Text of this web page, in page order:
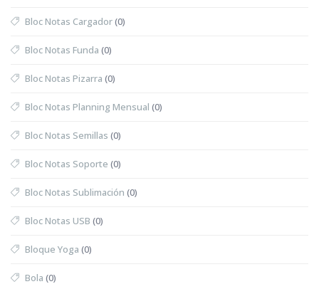
Bloc Notas Cargador(0)
Bloc Notas Funda (0)
Bloc Notas Pizarra (0)
Bloc Notas Planning Mensual (0)
Bloc Notas Semillas (0)
Bloc Notas Soporte (0)
Bloc Notas Sublimación (0)
Bloc Notas USB (0)
Bloque Yoga (0)
Bola (0)